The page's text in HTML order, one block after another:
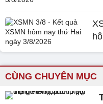
CÙNG CHUYÊN MỤC